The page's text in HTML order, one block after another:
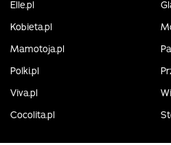
Elle.pl
Kobieta.pl
Mamotoja.pl
Polki.pl
Viva.pl
Cocolita.pl